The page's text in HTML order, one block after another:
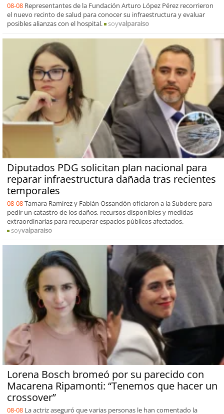
08-08 Representantes de la Fundación Arturo López Pérez recorrieron
el nuevo recinto de salud para conocer su infraestructura y evaluar
posibles alianzas con el hospital.
soyvalparaiso
Diputados PDG solicitan plan nacional para
reparar infraestructura dañada tras recientes
temporales
08-08Tamara Ramírez y Fabián Ossandón oficiaron a la Subdere para
pedir un catastro de los daños, recursos disponibles y medidas
extraordinarias para recuperar espacios públicos afectados.
soyvalparaiso
Lorena Bosch bromeó por su parecido con
Macarena Ripamonti: “Tenemos que hacer un
crossover”
08-08 La actriz aseguró que varias personas le han comentado la